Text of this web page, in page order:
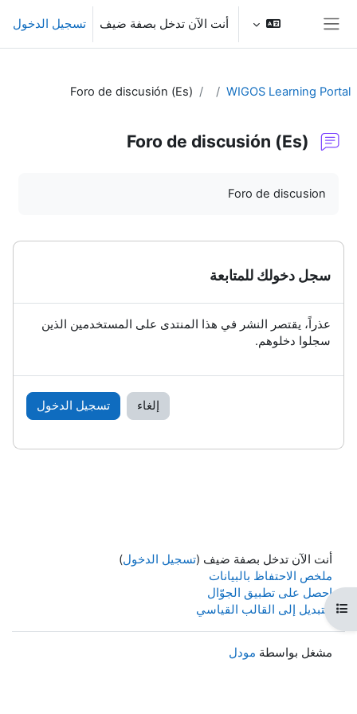
تخطى إلى المحتوى الرئيسي
أنت الآن تدخل بصفة ضيف تسجيل الدخول
المقرر
WIGOS Learning Portal
Foro de discusión (Es)
Foro de discusión (Es)
Foro de discusion
سجل دخولك للمتابعة
عذراً، يقتصر النشر في هذا المنتدى على المستخدمين الذين
سجلوا دخلوهم.
إلغاء تسجيل الدخول
أنت الآن تدخل بصفة ضيف (تسجيل الدخول)
ملخص الاحتفاظ بالبيانات
احصل على تطبيق الجوّال
التبديل إلى القالب القياسي
مشغل بواسطة مودل